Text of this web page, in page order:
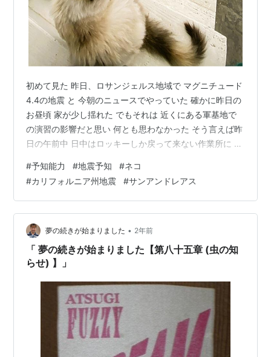
初めて見た 昨日、ロサンジェルス地域で マグニチュード
4.4の地震 と 今朝のニュースでやっていた 確かに昨日の
お昼頃 家が少し揺れた でもそれは 近くにある軍基地で
の演習の影響だと思い 何とも思わなかった そう言えば昨
日の午前中 日中はロッキーしか戻って来ない作業所に サ
は登らない台の上で 横になったサン太郎 「ウ～ウゥゥ
～」と唸っていた 婆ちゃんは階段の一番上から動かなか
った この時、この子達は何かを察知していたんだろうな
🤔 カリフォルニアの海岸線沿いには サンアンドレアス断
層という活動層がある それはいつか巨大地震を起こす と
ずっと言…
#予知能力 #地震予知 #ネコ
#カリフォルニア州地震 #サンアンドレアス
夢の続きが始まりました • 2年前
「 夢の続きが始まりました【第八十五章 (虫の知
らせ) 】」